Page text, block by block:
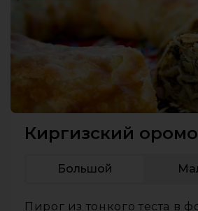
Киргизский оромо
Большой
Пирог из тонкого теста в